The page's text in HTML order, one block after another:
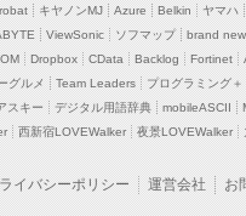
キヤノンMJ Azure Belkin ヤマハ
ViewSonic ソフマップ brand
Dropbox CData Backlog Fortinet
グルメ Team Leaders プログラミング＋
スキー デジタル用語辞典 mobileASCII
西新宿LOVEWalker 夜景LOVEWalker
イバシーポリシー 運営会社 お